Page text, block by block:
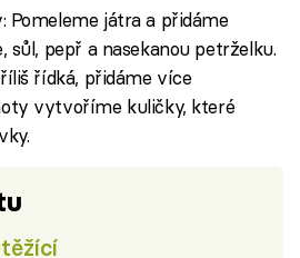
Pomeleme játra a přidáme
sůl, pepř a nasekanou petrželku.
řídká, přidáme více
vytvoříme kuličky, které